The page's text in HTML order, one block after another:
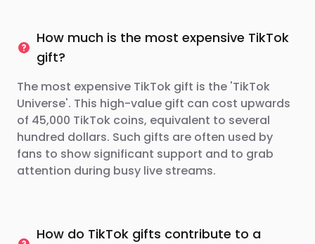
How much is the most expensive TikTok
gift?
The most expensive TikTok gift is the 'TikTok
Universe'. This high-value gift can cost upwards
of 45,000 TikTok coins, equivalent to several
hundred dollars. Such gifts are often used by
fans to show significant support and to grab
attention during busy live streams.
How do TikTok gifts contribute to a